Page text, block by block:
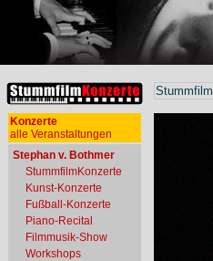
Konzerte
alle Veranstaltungen
Stephan v. Bothmer
StummfilmKonzerte
Kunst-Konzerte
Fußball-Konzerte
Piano-Recital
Filmmusik-Show
Workshops
Stummfilm